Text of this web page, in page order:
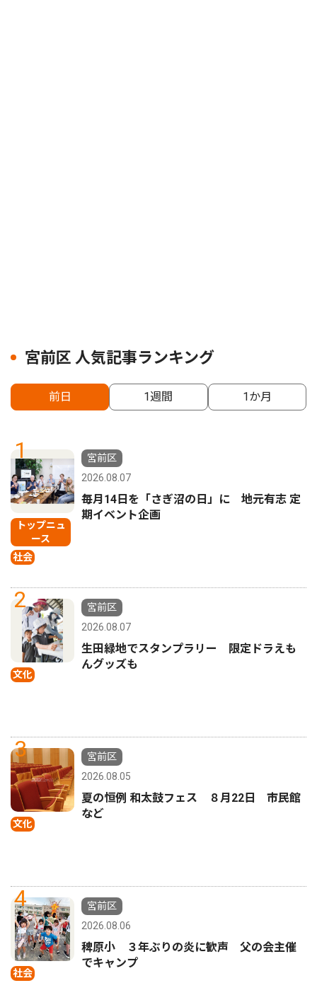
宮前区 人気記事ランキング
前日 1週間 1か月
1
トップニュ
ース
社会
宮前区
2026.08.07
毎月14日を「さぎ沼の日」に 地元有志 定
期イベント企画
2
文化
宮前区
2026.08.07
生田緑地でスタンプラリー 限定ドラえも
んグッズも
3
文化
宮前区
2026.08.05
夏の恒例 和太鼓フェス ８月22日 市民館
など
4
社会
宮前区
2026.08.06
稗原小 ３年ぶりの炎に歓声 父の会主催
でキャンプ